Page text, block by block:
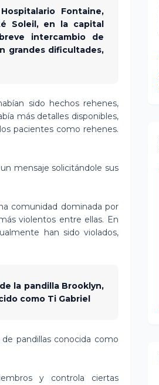
Fontaine,
Soleil, en la capital
intercambio de
grandes dificultades,
sido hechos rehenes,
más detalles disponibles,
pacientes como rehenes.
mensaje solicitándole sus
comunidad dominada por
violentos entre ellas. En
han sido violados,
la pandilla Brooklyn,
como Ti Gabriel
pandillas conocida como
y controla ciertas